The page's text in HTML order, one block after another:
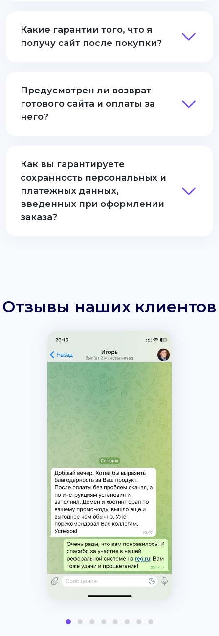
Какие гарантии того, что я
получу сайт после покупки?
Предусмотрен ли возврат
готового сайта и оплаты за
него?
Как вы гарантируете
сохранность персональных и
платежных данных,
введенных при оформлении
заказа?
Отзывы наших клиентов